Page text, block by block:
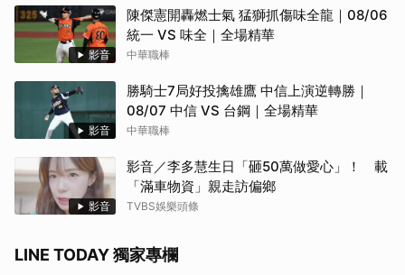
影音
陳傑憲開轟燃士氣 猛獅抓傷味全龍｜08/06
統一 VS 味全｜全場精華
中華職棒
影音
勝騎士7局好投擒雄鷹 中信上演逆轉勝｜
08/07 中信 VS 台鋼｜全場精華
中華職棒
影音
影音／李多慧生日「砸50萬做愛心」！ 載
「滿車物資」親走訪偏鄉
TVBS娛樂頭條
LINE TODAY 獨家專欄